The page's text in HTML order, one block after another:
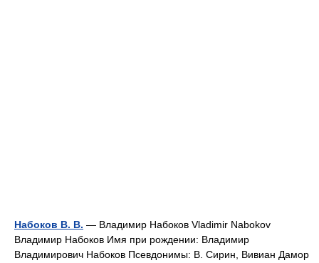
Набоков В. В. — Владимир Набоков Vladimir Nabokov
Владимир Набоков Имя при рождении: Владимир
Владимирович Набоков Псевдонимы: В. Сирин, Вивиан Дамор